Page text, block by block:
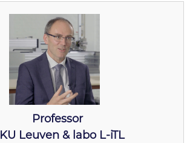
Professor
KU Leuven & labo L-iTL